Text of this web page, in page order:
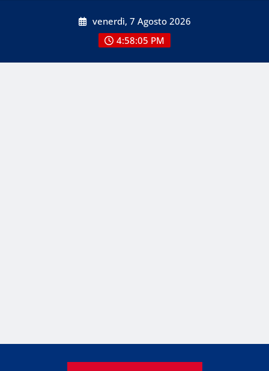
venerdì, 7 Agosto 2026
4:58:05 PM